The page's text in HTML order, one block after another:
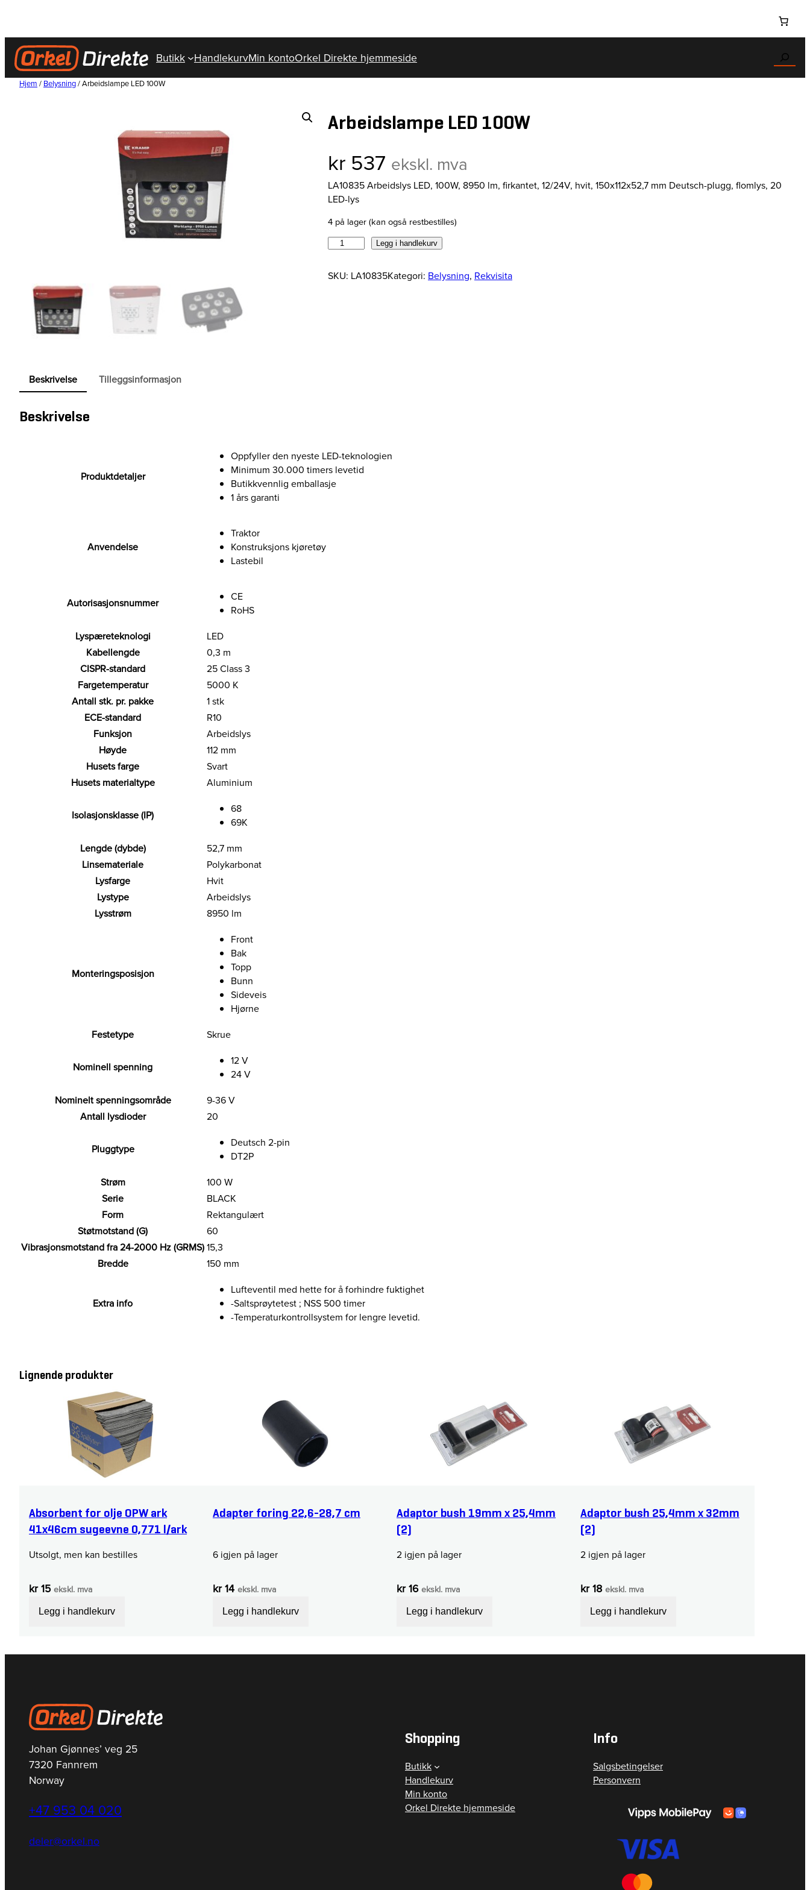
innhold
Butikk HandlekurvMin kontoOrkel Direkte hjemmeside Search
Hjem / Belysning/ Arbeidslampe LED 100W
Arbeidslampe LED 100W
kr 537 ekskl. mva
LA10835 Arbeidslys LED, 100W, 8950 lm, firkantet, 12/24V, hvit, 150x112x52,7 mm Deutsch-plugg, flomlys, 20
LED-lys
4 på lager (kan også restbestilles)
b
1
0
0
W
Legg i handlekurv
SKU: LA10835Kategori: Belysning, Rekvisita
Beskrivelse Tilleggsinformasjon
Beskrivelse
Produktdetaljer
Oppfyller den nyeste LED-teknologien
Minimum 30.000 timers levetid
Butikkvennlig emballasje
1 års garanti
Anvendelse
Traktor
Konstruksjons kjøretøy
Lastebil
Autorisasjonsnummer
CE
RoHS
Lyspæreteknologi
LED
Kabellengde
0,3 m
CISPR-standard
25 Class 3
Fargetemperatur
5000 K
Antall stk. pr. pakke
1 stk
ECE-standard
R10
Funksjon
Arbeidslys
Høyde
112 mm
Husets farge
Svart
Husets materialtype
Aluminium
Isolasjonsklasse (IP)
68
69K
Lengde (dybde)
52,7 mm
Linsemateriale
Polykarbonat
Lysfarge
Hvit
Lystype
Arbeidslys
Lysstrøm
8950 lm
Monteringsposisjon
Front
Bak
Topp
Bunn
Sideveis
Hjørne
Festetype
Skrue
Nominell spenning
12 V
24 V
Nominelt spenningsområde
9-36 V
Antall lysdioder
20
Pluggtype
Deutsch 2-pin
DT2P
Strøm
100 W
Serie
BLACK
Form
Rektangulært
Støtmotstand (G)
60
Vibrasjonsmotstand fra 24-2000 Hz (GRMS)15,3
Bredde
150 mm
Extra info
Lufteventil med hette for å forhindre fuktighet
-Saltsprøytetest ; NSS 500 timer
-Temperaturkontrollsystem for lengre levetid.
Lignende produkter
Absorbent for olje OPW ark
41x46cm sugeevne 0,771 l/ark
Utsolgt, men kan bestilles
kr15 ekskl. mva
Legg i handlekurv
Adapter foring 22,6-28,7 cm
6 igjen på lager
kr14 ekskl. mva
Legg i handlekurv
Adaptor bush 19mm x 25,4mm
(2)
2 igjen på lager
kr16 ekskl. mva
Legg i handlekurv
Adaptor bush 25,4mm x 32mm
(2)
2 igjen på lager
kr18 ekskl. mva
Legg i handlekurv
Johan Gjønnes’ veg 25
7320 Fannrem
Norway
+47 953 04 020
deler@orkel.no
Shopping
Butikk
Handlekurv
Min konto
Orkel Direkte hjemmeside
Info
Salgsbetingelser
Personvern